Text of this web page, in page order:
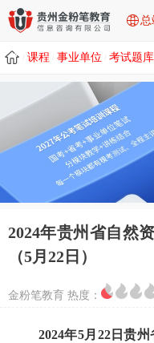
总
课程 事业单位 考试题库
2024年贵州省自然
（5月22日）
金粉笔教育 热度：
2024年5月22日贵